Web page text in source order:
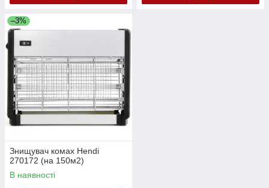
–3%
Знищувач комах Hendi
270172 (на 150м2)
В наявності